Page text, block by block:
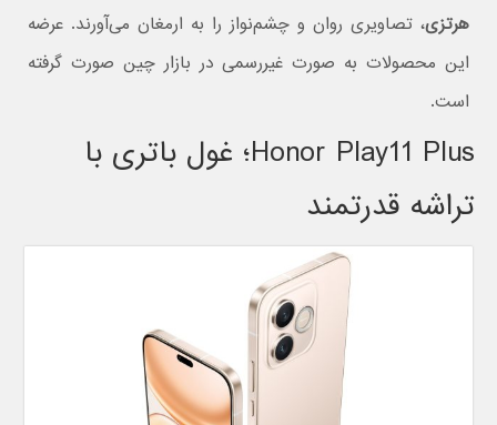
هرتزی، تصاویری روان و چشم‌نواز را به ارمغان می‌آورند. عرضه
این محصولات به صورت غیررسمی در بازار چین صورت گرفته
است.
Honor Play11 Plus؛ غول باتری با
تراشه قدرتمند